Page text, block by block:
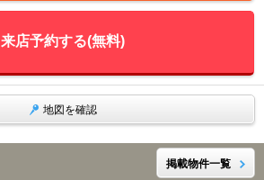
来店予約する(無料)
地図を確認
掲載物件一覧